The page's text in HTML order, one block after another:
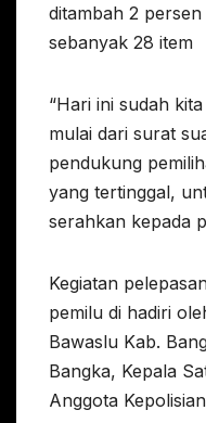
ditambah 2
sebanyak 28 item
“Hari ini sudah
mulai dari surat
pendukung
yang tertinggal,
serahkan kepada
Kegiatan
pemilu di hadiri
Bawaslu Kab.
Bangka, Kepala
Anggota